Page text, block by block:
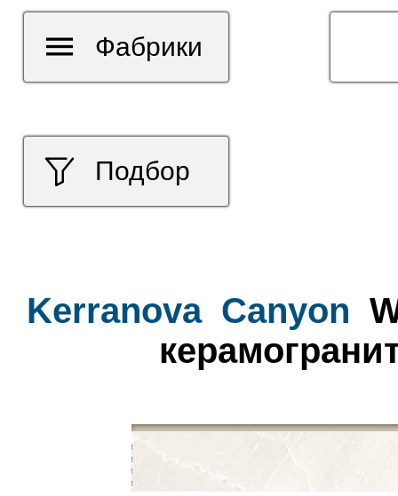
Подбор
Фабрики
Kerranova Canyon